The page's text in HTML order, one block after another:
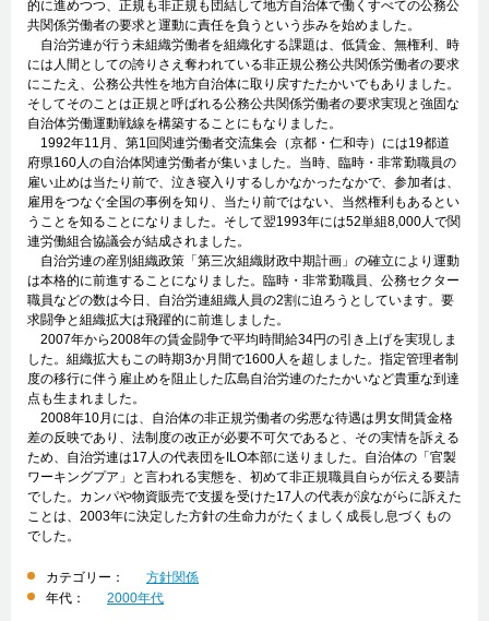
的に進めつつ、正規も非正規も団結して地方自治体で働くすべての公務公
共関係労働者の要求と運動に責任を負うという歩みを始めました。
自治労連が行う未組織労働者を組織化する課題は、低賃金、無権利、時
には人間としての誇りさえ奪われている非正規公務公共関係労働者の要求
にこたえ、公務公共性を地方自治体に取り戻すたたかいでもありました。
そしてそのことは正規と呼ばれる公務公共関係労働者の要求実現と強固な
自治体労働運動戦線を構築することにもなりました。
1992年11月、第1回関連労働者交流集会（京都・仁和寺）には19都道
府県160人の自治体関連労働者が集いました。当時、臨時・非常勤職員の
雇い止めは当たり前で、泣き寝入りするしかなかったなかで、参加者は、
雇用をつなぐ全国の事例を知り、当たり前ではない、当然権利もあるとい
うことを知ることになりました。そして翌1993年には52単組8,000人で関
連労働組合協議会が結成されました。
自治労連の産別組織政策「第三次組織財政中期計画」の確立により運動
は本格的に前進することになりました。臨時・非常勤職員、公務セクター
職員などの数は今日、自治労連組織人員の2割に迫ろうとしています。要
求闘争と組織拡大は飛躍的に前進しました。
2007年から2008年の賃金闘争で平均時間給34円の引き上げを実現しま
した。組織拡大もこの時期3か月間で1600人を超しました。指定管理者制
度の移行に伴う雇止めを阻止した広島自治労連のたたかいなど貴重な到達
点も生まれました。
2008年10月には、自治体の非正規労働者の劣悪な待遇は男女間賃金格
差の反映であり、法制度の改正が必要不可欠であると、その実情を訴える
ため、自治労連は17人の代表団をILO本部に送りました。自治体の「官製
ワーキングプア」と言われる実態を、初めて非正規職員自らが伝える要請
でした。カンパや物資販売で支援を受けた17人の代表が涙ながらに訴えた
ことは、2003年に決定した方針の生命力がたくましく成長し息づくもの
でした。
カテゴリー：
方針関係
年代：
2000年代